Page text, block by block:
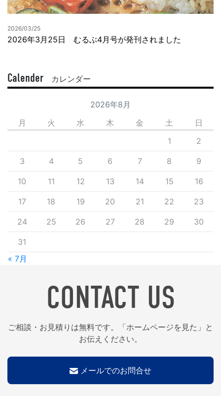
2026/03/25
2026年3月25日 むるぶ4月号が発刊されました
Calender カレンダー
2026年8月
月
火 水 木 金 土 日
« 7月
1 2
3 4 5 6 7 8 9
10 11 12 13 14 15 16
17 18 19 20 21 22 23
24 25 26 27 28 29 30
31
CONTACT US
ご相談・お見積りは無料です。「ホームページを見た」と
お伝えください。
メールでのお問合せ